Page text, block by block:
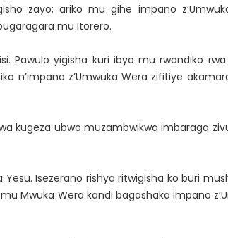
zayo; ariko mu gihe impano
mu Itorero.
Pawulo yigisha kuri ibyo mu rwandiko
n’impano z’Umwuka Wera zifitiye
kugeza ubwo muzambwikwa imbaraga
Isezerano rishya ritwigisha ko buri
Mwuka Wera kandi bagashaka impano